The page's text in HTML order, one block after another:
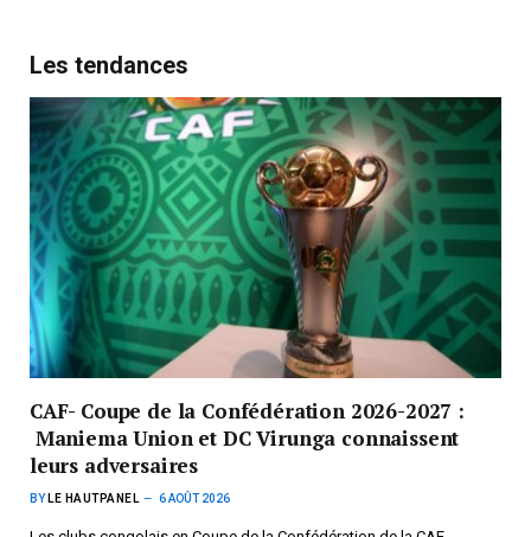
Les tendances
CAF- Coupe de la Confédération 2026-2027 :
Maniema Union et DC Virunga connaissent
leurs adversaires
BY LE HAUTPANEL 6 AOÛT 2026